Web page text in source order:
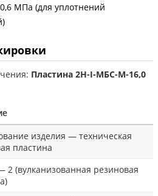
МПа (для уплотнений
Пластина 2Н-I-МБС-М-16,0
изделия — техническая
пластина
2 (вулканизованная резиновая